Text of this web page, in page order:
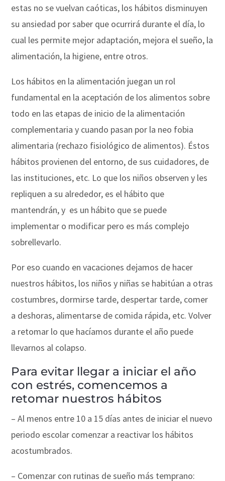
estas no se vuelvan caóticas, los hábitos disminuyen
su ansiedad por saber que ocurrirá durante el día, lo
cual les permite mejor adaptación, mejora el sueño, la
alimentación, la higiene, entre otros.
Los hábitos en la alimentación juegan un rol
fundamental en la aceptación de los alimentos sobre
todo en las etapas de inicio de la alimentación
complementaria y cuando pasan por la neo fobia
alimentaria (rechazo fisiológico de alimentos). Éstos
hábitos provienen del entorno, de sus cuidadores, de
las instituciones, etc. Lo que los niños observen y les
repliquen a su alrededor, es el hábito que
mantendrán, y es un hábito que se puede
implementar o modificar pero es más complejo
sobrellevarlo.
Por eso cuando en vacaciones dejamos de hacer
nuestros hábitos, los niños y niñas se habitúan a otras
costumbres, dormirse tarde, despertar tarde, comer
a deshoras, alimentarse de comida rápida, etc. Volver
a retomar lo que hacíamos durante el año puede
llevarnos al colapso.
Para evitar llegar a iniciar el año
con estrés, comencemos a
retomar nuestros hábitos
– Al menos entre 10 a 15 días antes de iniciar el nuevo
periodo escolar comenzar a reactivar los hábitos
acostumbrados.
– Comenzar con rutinas de sueño más temprano: